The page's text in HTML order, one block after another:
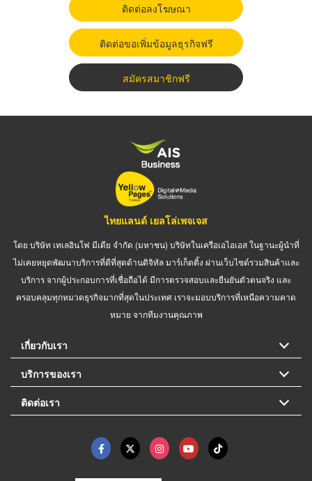
ติดต่อลงโฆษณา
ติดต่อขอเพิ่มข้อมูลธุรกิจฟรี
สมัครสมาชิกฟรี
ไทยแลนด์ เยลโล่เพจเจส
โดย บริษัท เทเลอินโฟ มีเดีย จำกัด (มหาชน) บริษัทในเครือเอไอเอส ในฐานะผู้นำที่
ไม่เคยหยุดพัฒนาบริการที่ดีที่สุดด้านดิจิทัล มาร์เก็ตติ้ง ผ่านเว็บไซต์รวมสินค้าและ
บริการ จากผู้ประกอบการที่เชื่อถือได้ มีการตรวจสอบและยืนยันตัวตนจริง และ
ครอบคลุมทุกหมวดธุรกิจมากที่สุดในประเทศ เราจะมอบบริการที่เหนือความคาด
หมาย จากทีมงานคุณภาพ
เกี่ยวกับเรา
บริการของเรา
ติดต่อเรา